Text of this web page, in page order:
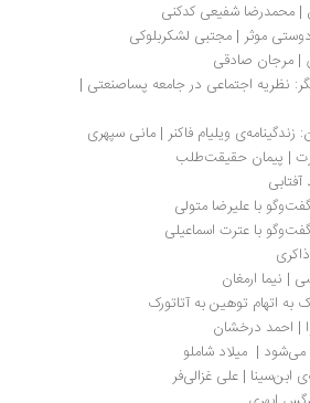
شفیعی کدکنی
صادقی
نگاهی به بازگشت کنشگر: نظریه اجتماعی در جامعه پساصنعتی |
ویلیام فاکنر | مانی سپهری
حقیقت‌طلب
علیرضا متولی
با عترت اسماعیلی
ارمغان
توهین به آتاتورک
درخشان
|  میلاد شاملو
| علی غزالی‌فر